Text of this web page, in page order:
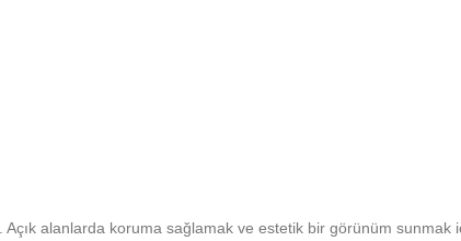
Açık alanlarda koruma sağlamak ve estetik bir görünüm